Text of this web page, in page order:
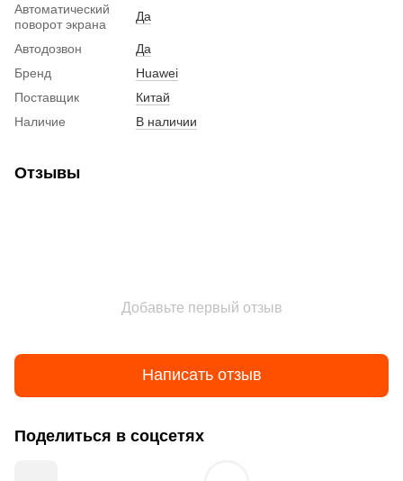
Автоматический
поворот экрана
Да
Автодозвон
Да
Бренд
Huawei
Поставщик
Китай
Наличие
В наличии
Отзывы
Добавьте первый отзыв
Написать отзыв
Поделиться в соцсетях